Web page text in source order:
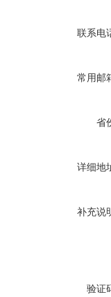
联系电
常用邮
省
详细地
补充说
验证